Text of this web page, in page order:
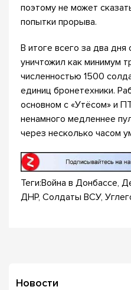
поэтому не может
попытки прорыва.
В итоге всего за два
уничтожил как минимум
численностью 1500
единиц бронетехники.
основном с «Утёсом» и
ненамного медленнее
через несколько часом
Теги:Война в Донбассе,
ДНР, Солдаты ВСУ,
Новости